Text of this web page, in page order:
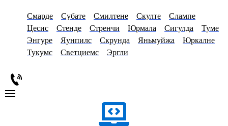
Смарде Субате Смилтене Скулте
Слампе
Цесис
Стенде Стренчи Юрмала Сигулда
Туме
Энгуре
Яунпилс Скрунда Яньмуйжа
Юркалне
Тукумс
Светциемс Эргли